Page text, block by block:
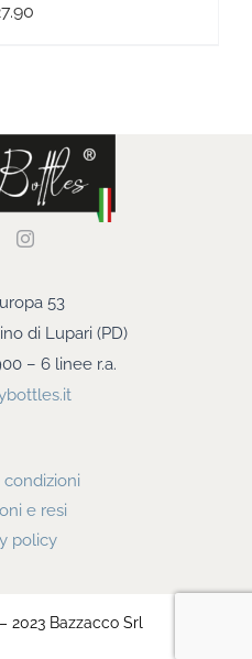
53
di Lupari (PD)
– 6 linee r.a.
condizioni
e resi
policy
2023 Bazzacco Srl